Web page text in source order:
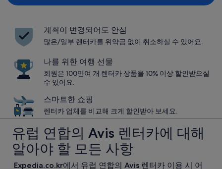
계획이 변경되어도 안심
많은/일부 렌터카를 위약금 없이 취소하실 수 있어요.
나를 위한 여행 선물
회원은 100만여 개 렌터카 상품을 10% 이상 할인받으실
수 있어요.
스마트한 쇼핑
렌터카 업체를 비교해 크게 할인받아 보세요.
유럽 연합의 Avis 렌터카에 대해
알아야 할 모든 사항
Expedia.co.kr에서 유럽 연합의 Avis 렌터카 이용 시 어